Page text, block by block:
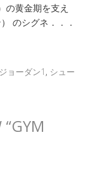
の⻩金期を支え
のシグネ．．．
ョーダン1 , シュー